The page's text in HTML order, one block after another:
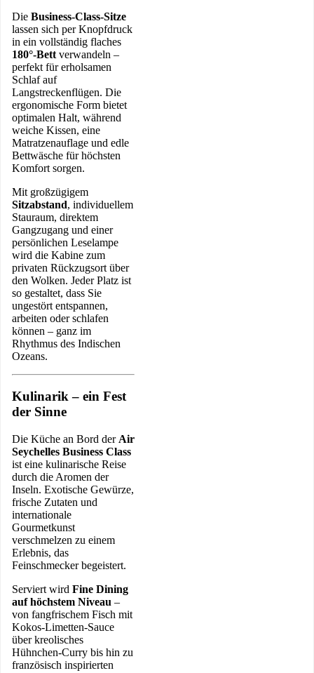
Die Business-Class-Sitze
lassen sich per Knopfdruck
in ein vollständig flaches
180°-Bett verwandeln –
perfekt für erholsamen
Schlaf auf
Langstreckenflügen. Die
ergonomische Form bietet
optimalen Halt, während
weiche Kissen, eine
Matratzenauflage und edle
Bettwäsche für höchsten
Komfort sorgen.
Mit großzügigem
Sitzabstand, individuellem
Stauraum, direktem
Gangzugang und einer
persönlichen Leselampe
wird die Kabine zum
privaten Rückzugsort über
den Wolken. Jeder Platz ist
so gestaltet, dass Sie
ungestört entspannen,
arbeiten oder schlafen
können – ganz im
Rhythmus des Indischen
Ozeans.
Kulinarik – ein Fest
der Sinne
Die Küche an Bord der Air
Seychelles Business Class
ist eine kulinarische Reise
durch die Aromen der
Inseln. Exotische Gewürze,
frische Zutaten und
internationale
Gourmetkunst
verschmelzen zu einem
Erlebnis, das
Feinschmecker begeistert.
Serviert wird Fine Dining
auf höchstem Niveau –
von fangfrischem Fisch mit
Kokos-Limetten-Sauce
über kreolisches
Hühnchen-Curry bis hin zu
französisch inspirierten